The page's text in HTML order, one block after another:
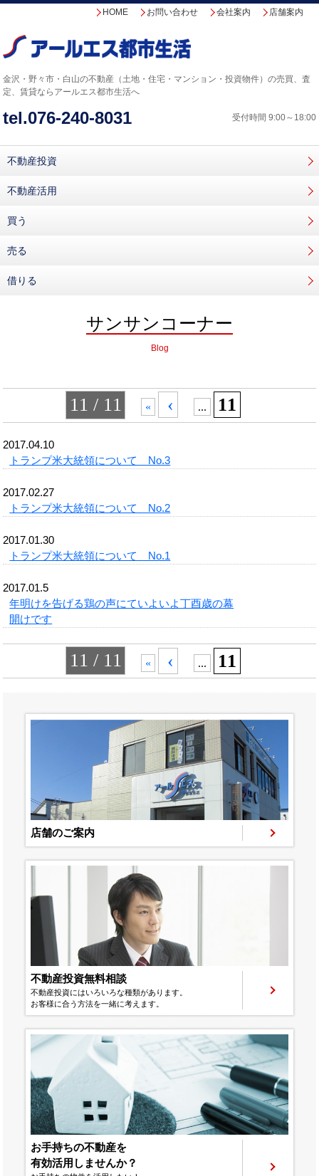
店舗案内
会社案内
お問い合わせ
HOME
金沢・野々市・白山の不動産（土地・住宅・マンション・投資物件）の売買、査
定、賃貸なら アールエス都市生活へ
tel.076-240-8031 受付時間 9:00～18:00
不動産投資
不動産活用
買う
売る
借りる
サンサンコーナー
Blog
11 / 11 « ‹ ... 11
2017.04.10
トランプ米大統領について No.3
2017.02.27
トランプ米大統領について No.2
2017.01.30
トランプ米大統領について No.1
2017.01.5
年明けを告げる鶏の声にていよいよ丁酉歳の幕
開けです
11 / 11 « ‹ ... 11
店舗のご案内
不動産投資無料相談
不動産投資にはいろいろな種類があります。
お客様に合う方法を一緒に考えます。
お手持ちの不動産を
有効活用しませんか？